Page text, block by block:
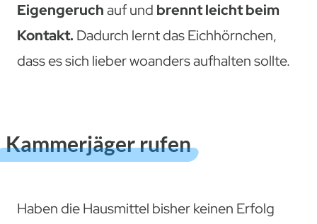
Eigengeruchauf und brennt leicht beim
Kontakt. Dadurch lernt das Eichhörnchen,
dass es sich lieber woanders aufhalten sollte.
Kammerjäger rufen
Haben die Hausmittel bisher keinen Erfolg